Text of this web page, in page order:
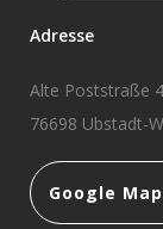
Adresse
Alte Poststraße
76698 Ubstadt-
Google